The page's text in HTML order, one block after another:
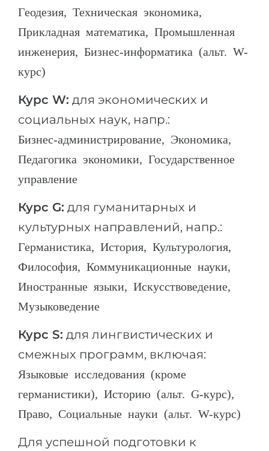
Геодезия, Техническая экономика,
Прикладная математика, Промышленная
инженерия, Бизнес-информатика (альт. W-
курс)
Курс W: для экономических и
социальных наук, напр.:
Бизнес-администрирование, Экономика,
Педагогика экономики, Государственное
управление
Курс G: для гуманитарных и
культурных направлений, напр.:
Германистика, История, Культурология,
Философия, Коммуникационные науки,
Иностранные языки, Искусствоведение,
Музыковедение
Курс S: для лингвистических и
смежных программ, включая:
Языковые исследования (кроме
германистики), Историю (альт. G-курс),
Право, Социальные науки (альт. W-курс)
Для успешной подготовки к